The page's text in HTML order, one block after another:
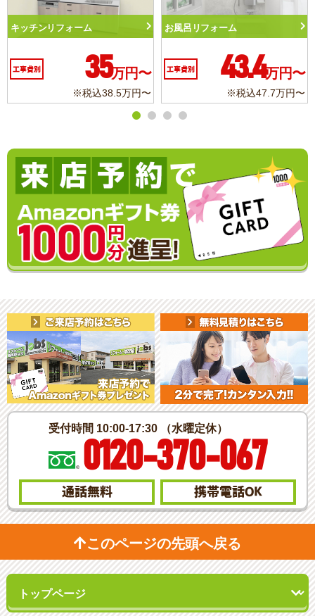
呂リフォーム
費別 43.4万円〜
※税込47.7万円〜
トイレリフォーム
工事費別 10.3万円〜
※税込11.3万円〜
洗
受付時間 10:00-17:30 （水曜定休）
0120-370-067
通話無料 携帯電話OK
このページの先頭へ戻る